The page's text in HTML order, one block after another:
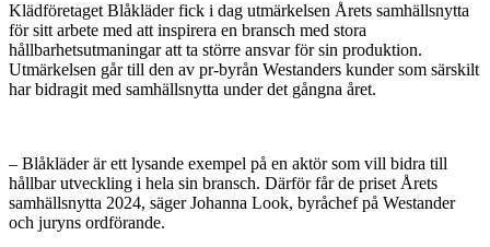
Klädföretaget Blåkläder fick i dag utmärkelsen Årets samhällsnytta
för sitt arbete med att inspirera en bransch med stora
hållbarhetsutmaningar att ta större ansvar för sin produktion.
Utmärkelsen går till den av pr-byrån Westanders kunder som särskilt
har bidragit med samhällsnytta under det gångna året.
– Blåkläder är ett lysande exempel på en aktör som vill bidra till
hållbar utveckling i hela sin bransch. Därför får de priset Årets
samhällsnytta 2024, säger Johanna Look, byråchef på Westander
och juryns ordförande.